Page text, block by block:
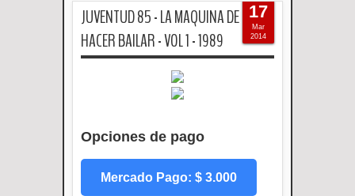
JUVENTUD 85 - LA MAQUINA DE
HACER BAILAR - VOL 1 - 1989
Opciones de pago
Mercado Pago: $ 3.000
17
Mar
2014